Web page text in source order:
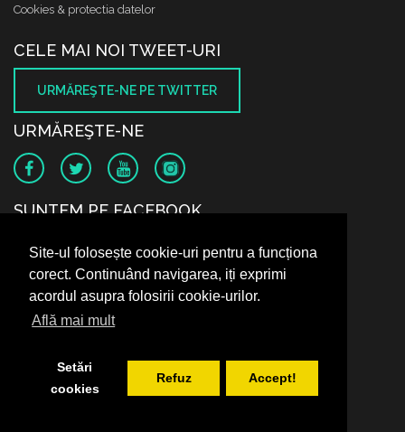
Site-ul folosește cookie-uri pentru a funcționa
corect. Continuând navigarea, iți exprimi
acordul asupra folosirii cookie-urilor.
Află mai mult
Setări
cookies
Refuz Accept!
Cookies & protectia datelor
CELE MAI NOI TWEET-URI
URMĂREŞTE-NE PE TWITTER
URMĂREŞTE-NE
SUNTEM PE FACEBOOK